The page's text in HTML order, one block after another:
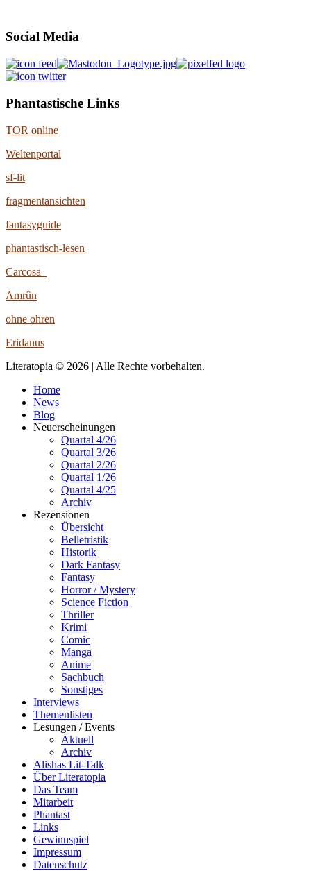
Social Media
Phantastische Links
TOR online
Weltenportal
sf-lit
fragmentansichten
fantasyguide
phantastisch-lesen
Carcosa
Amrûn
ohne ohren
Eridanus
Literatopia © 2026 | Alle Rechte vorbehalten.
Home
News
Blog
Neuerscheinungen
Quartal 4/26
Quartal 3/26
Quartal 2/26
Quartal 1/26
Quartal 4/25
Archiv
Rezensionen
Übersicht
Belletristik
Historik
Dark Fantasy
Fantasy
Horror / Mystery
Science Fiction
Thriller
Krimi
Comic
Manga
Anime
Sachbuch
Sonstiges
Interviews
Themenlisten
Lesungen / Events
Aktuell
Archiv
Alishas Lit-Talk
Über Literatopia
Das Team
Mitarbeit
Phantast
Links
Gewinnspiel
Impressum
Datenschutz